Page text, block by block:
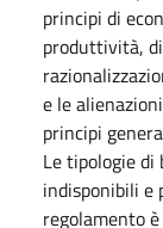
principi di
produttività,
e le
principi
Le tipologie
indisponibili e
regolamento